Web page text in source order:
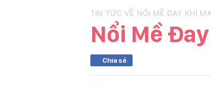
TIN TỨC VỀ NỔI MỀ ĐAY KHI
Nổi Mề
Chia sẻ